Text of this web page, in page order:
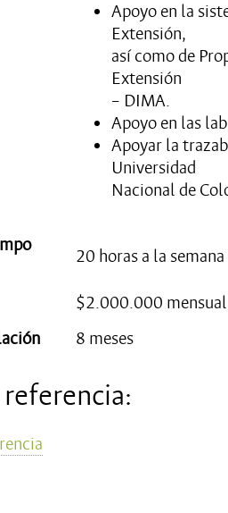
Apoyo en la
Extensión,
así como de
Extensión
– DIMA.
Apoyo en las
Apoyar la
Universidad
Nacional de
20 horas a la semana
$2.000.000 mensual
8 meses